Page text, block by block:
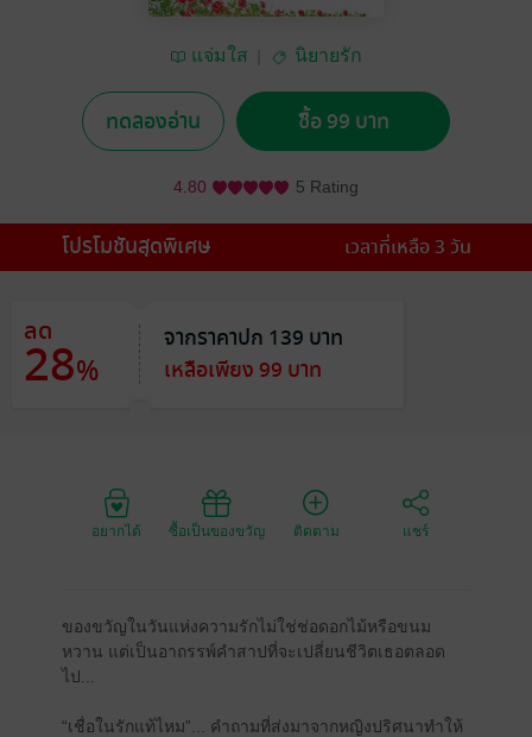
แจ่มใส นิยายรัก
ทดลองอ่าน ซื้อ 99 บาท
4.80 5 Rating
โปรโมชันสุดพิเศษ เวลาที่เหลือ 3 วัน
ลด
28%
จากราคาปก 139 บาท
เหลือเพียง 99 บาท
อยากได้ ซื้อเป็นของขวัญ ติดตาม แชร์
ของขวัญในวันแห่งความรักไม่ใช่ช่อดอกไม้หรือขนม
หวาน แต่เป็นอาถรรพ์คำสาปที่จะเปลี่ยนชีวิตเธอตลอด
ไป...
“เชื่อในรักแท้ไหม”... คำถามที่ส่งมาจากหญิงปริศนาทำให้